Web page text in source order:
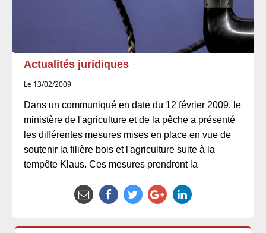
Actualités juridiques
Le 13/02/2009
Dans un communiqué en date du 12 février 2009, le
ministère de l'agriculture et de la pêche a présenté
les différentes mesures mises en place en vue de
soutenir la filière bois et l'agriculture suite à la
tempête Klaus. Ces mesures prendront la